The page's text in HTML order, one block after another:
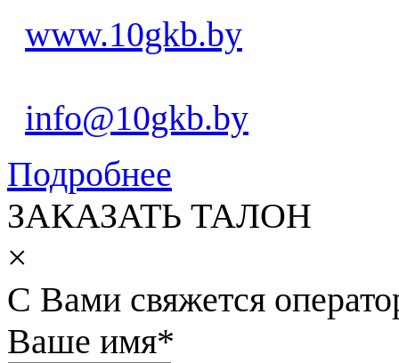
www.10gkb.by
info@10gkb.by
Подробнее
ЗАКАЗАТЬ ТАЛОН
×
С Вами свяжется
Ваше имя*